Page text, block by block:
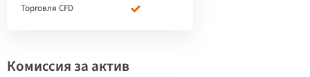
Торговля CFD
Комиссия за актив